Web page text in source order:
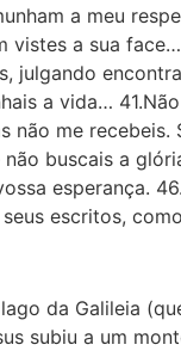
a meu
vistes a sua
julgando
a vida…
não me
buscais a
esperança.
escritos,
da Galileia
subiu a um